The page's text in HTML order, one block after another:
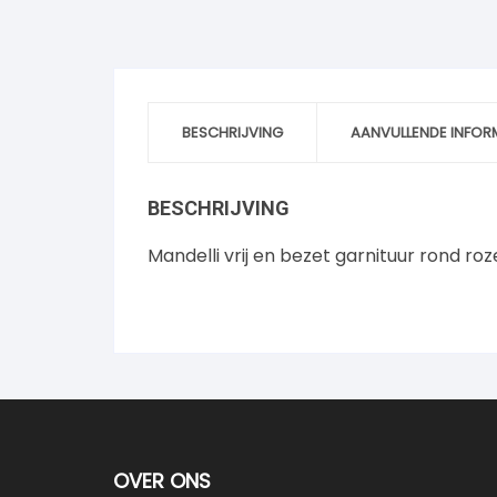
BESCHRIJVING AANVULLENDE
BESCHRIJVING
Mandelli vrij en bezet garnituur rond
OVER ONS